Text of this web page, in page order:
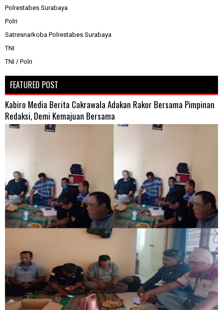
Polrestabes Surabaya
Polri
Satresnarkoba Polrestabes Surabaya
TNI
TNI / Polri
FEATURED POST
Kabiro Media Berita Cakrawala Adakan Rakor Bersama Pimpinan
Redaksi, Demi Kemajuan Bersama